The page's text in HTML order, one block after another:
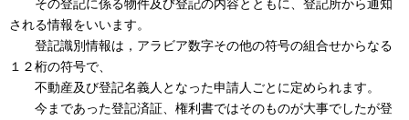
その登記に係る物件及び登記の内容とともに、登記所から通知
される情報をいいます。
登記識別情報は，アラビア数字その他の符号の組合せからなる
１２桁の符号で、
不動産及び登記名義人となった申請人ごとに定められます。
今まであった登記済証、権利書ではそのものが大事でしたが登